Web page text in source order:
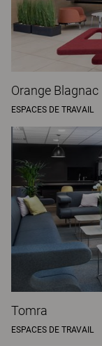
Orange Blagnac
ESPACES DE TRAVAIL
Tomra
ESPACES DE TRAVAIL